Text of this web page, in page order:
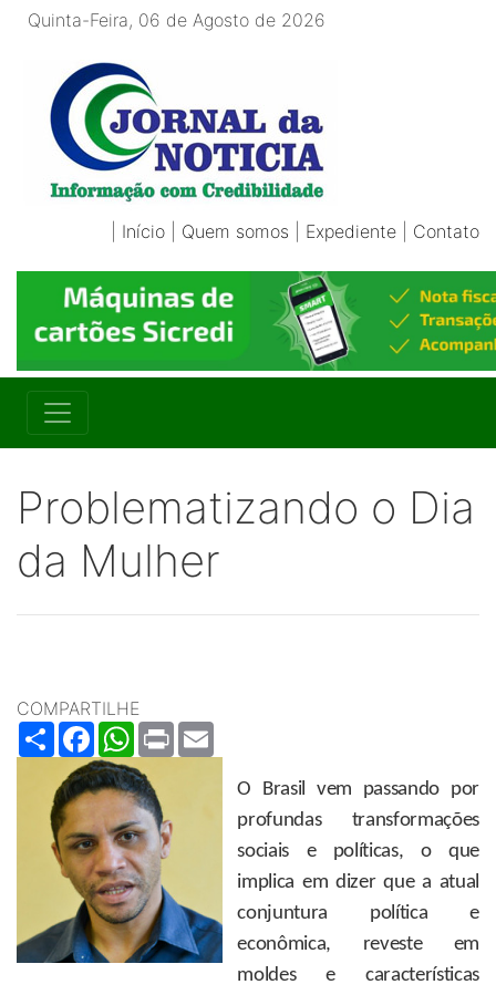
Quinta-Feira, 06 de Agosto de 2026
Início Quem somos Expediente Contato
Problematizando o Dia
da Mulher
COMPARTILHE
ShareFacebookWhatsApp
Print
O Brasil vem passando por
profundas transformações
sociais e políticas, o que
implica em dizer que a atual
conjuntura política e
econômica, reveste em
moldes e características